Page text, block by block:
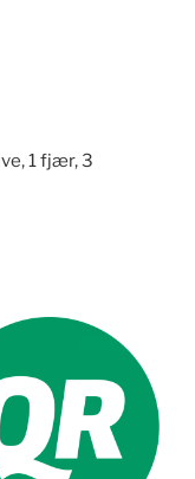
1 fjær, 3